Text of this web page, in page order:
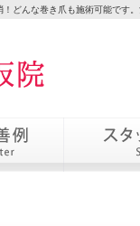
どんな巻き爪も施術可能です